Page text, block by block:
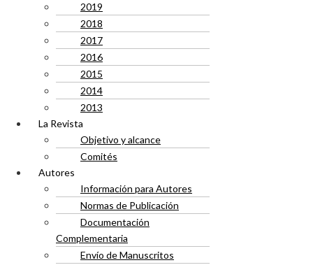
2019
2018
2017
2016
2015
2014
2013
La Revista
Objetivo y alcance
Comités
Autores
Información para Autores
Normas de Publicación
Documentación
Complementaria
Envío de Manuscritos